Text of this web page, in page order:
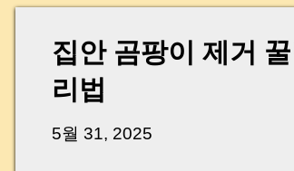
“매도인이 대출 안 갚고 도망가
꼭 준비해야 하는지 중개 실무
하시면, 잔금일이 더 이상 두려
Introduction (Tap to expand)
집안 곰팡이 제거
리법
5월 31, 2025